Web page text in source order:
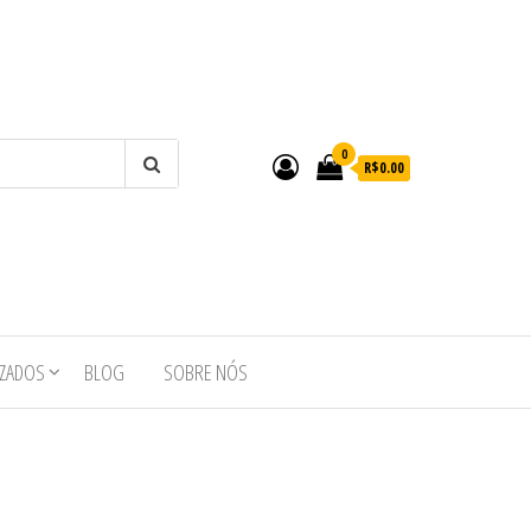
0
R$0.00
BLOG SOBRE NÓS